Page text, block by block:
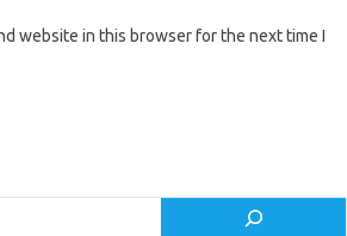
website in this browser for the next time I